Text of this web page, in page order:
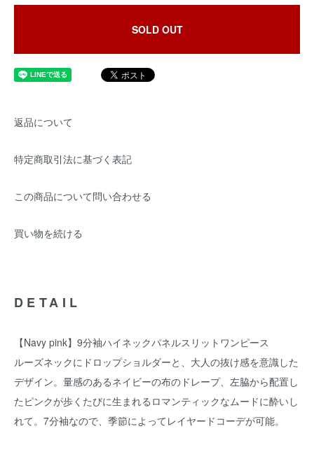
SOLD OUT
返品について
特定商取引法に基づく表記
この商品について問い合わせる
買い物を続ける
DETAIL
【Navy pink】9分袖ハイネックパネルスリットワンピース
ルーズネックにドロップショルダーと、大人の抜け感を意識した
デザイン。量感のあるネイビーの布のドレープ、左脇から配置し
たピンクが歩くたびに生まれるロマンティックなムードに酔いし
れて。7分袖なので、季節によってレイヤードコーデが可能。